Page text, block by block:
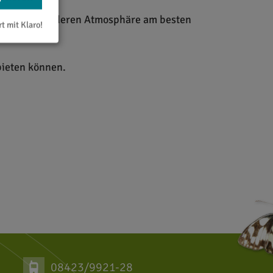
besonderen Atmosphäre am besten
können.
08423/9921-28
mit Klaro!